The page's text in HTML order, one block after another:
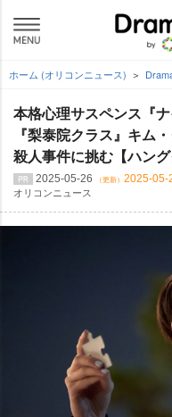
ホーム (オリコンニュース)
本格心理サスペンス『
『梨泰院クラス』キム
殺人事件に挑む【ハン
2025-05-26 （更新） 2025-05-
オリコンニュース